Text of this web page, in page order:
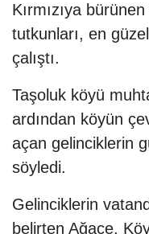
Kırmızıya
tutkunları, en
çalıştı.
Taşoluk köyü
ardından köyün
açan gelinciklerin
söyledi.
Gelinciklerin
belirten Ağace,